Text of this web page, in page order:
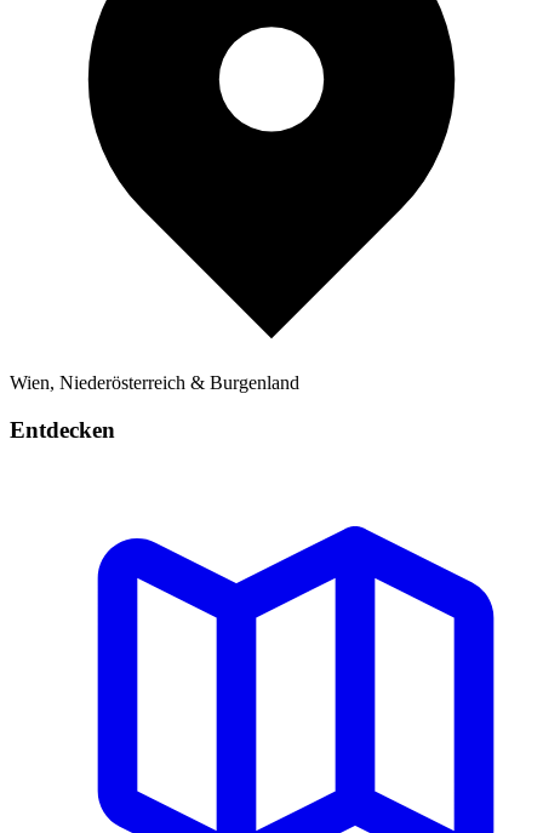
Wien, Niederösterreich & Burgenland
Entdecken